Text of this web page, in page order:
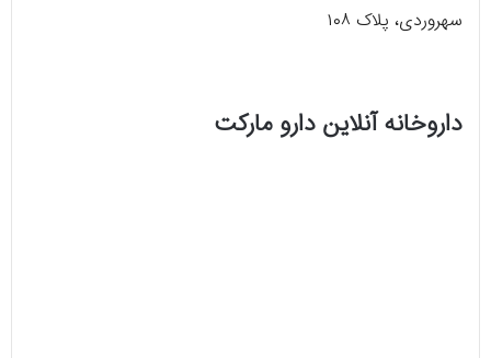
سهروردی، پلاک ۱۰۸
داروخانه آنلاین دارو مارکت